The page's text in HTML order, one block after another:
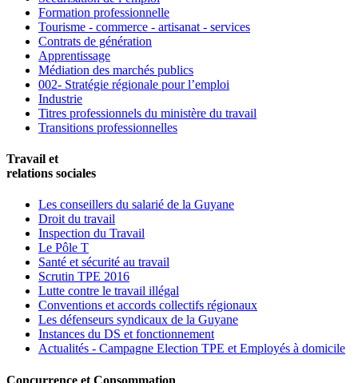
Formation professionnelle
Tourisme - commerce - artisanat - services
Contrats de génération
Apprentissage
Médiation des marchés publics
002- Stratégie régionale pour l’emploi
Industrie
Titres professionnels du ministère du travail
Transitions professionnelles
Travail et
relations sociales
Les conseillers du salarié de la Guyane
Droit du travail
Inspection du Travail
Le Pôle T
Santé et sécurité au travail
Scrutin TPE 2016
Lutte contre le travail illégal
Conventions et accords collectifs régionaux
Les défenseurs syndicaux de la Guyane
Instances du DS et fonctionnement
Actualités - Campagne Election TPE et Employés à domicile
Concurrence et Consommation